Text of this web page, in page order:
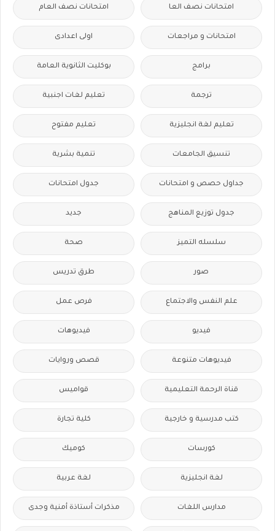
امتحانات نصف العا امتحانات نصف العام
امتحانات و مراجعات اولى اعدادى
برامج بوكليت الثانوية العامة
ترجمة تعليم لغات اجنبية
تعليم لغة انجليزية تعليم مفتوح
تنسيق الجامعات تنمية بشرية
جداول حصص و امتحانات جدول امتحانات
جدول توزيع المناهج جديد
سلسله التميز صحة
صور طرق تدريس
علم النفس والاجتماع فرص عمل
فيديو فيديوهات
فيديوهات متنوعة قصص وروايات
قناة الرحمة التعليمية قواميس
كتب مدرسية و خارجية كلية تجارة
كورسات كوميك
لغة انجليزية لغة عربية
مدارس اللغات مذكرات أستاذة أمنية وجدى